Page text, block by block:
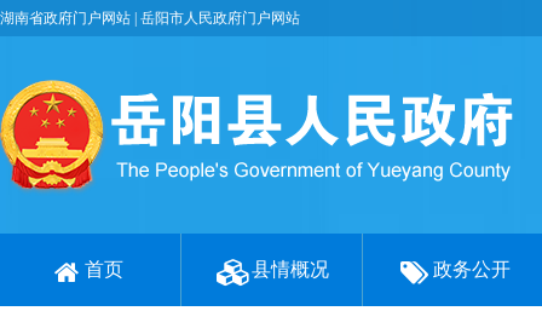
湖南省政府门户网站 岳阳市人民政府门户网站
首页 县情概况 政务公开